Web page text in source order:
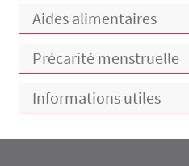
Aides alimentaires
Précarité menstruelle
Informations utiles